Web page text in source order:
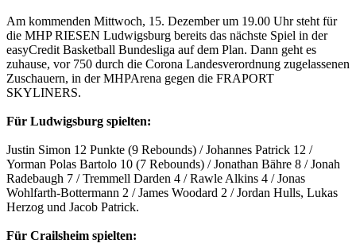
Am kommenden Mittwoch, 15. Dezember um 19.00 Uhr steht für
die MHP RIESEN Ludwigsburg bereits das nächste Spiel in der
easyCredit Basketball Bundesliga auf dem Plan. Dann geht es
zuhause, vor 750 durch die Corona Landesverordnung zugelassenen
Zuschauern, in der MHPArena gegen die FRAPORT
SKYLINERS.
Für Ludwigsburg spielten:
Justin Simon 12 Punkte (9 Rebounds) / Johannes Patrick 12 /
Yorman Polas Bartolo 10 (7 Rebounds) / Jonathan Bähre 8 / Jonah
Radebaugh 7 / Tremmell Darden 4 / Rawle Alkins 4 / Jonas
Wohlfarth-Bottermann 2 / James Woodard 2 / Jordan Hulls, Lukas
Herzog und Jacob Patrick.
Für Crailsheim spielten: